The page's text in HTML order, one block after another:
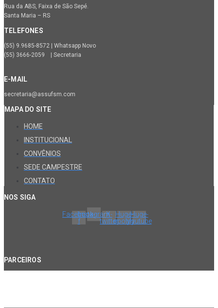
Rua da ABS, Faixa de São Sepé.
Santa Maria – RS
TELEFONES
(55) 9.9685-8572 | Whatsapp Novo
(55) 3666-2059 | Secretaria
E-MAIL
secretaria@assufsm.com
MAPA DO SITE
HOME
INSTITUCIONAL
CONVÊNIOS
SEDE CAMPESTRE
CONTATO
NOS SIGA
Facebook-
f
InstagramX-
twitter
Huge-
spotify
Huge-
youtube
PARCEIROS